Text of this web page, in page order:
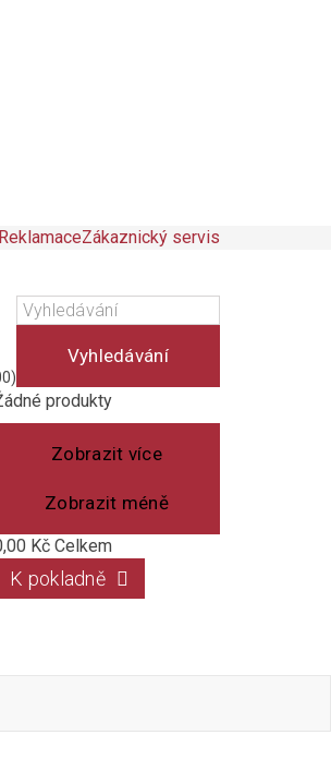
ReklamaceZákaznický servis
Vyhledávání
produkty
Zobrazit více
Zobrazit méně
Kč Celkem
K pokladně